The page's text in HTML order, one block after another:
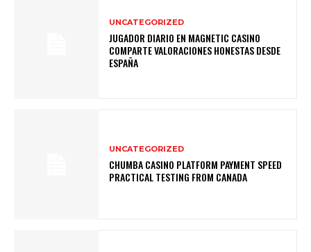
UNCATEGORIZED
JUGADOR DIARIO EN MAGNETIC CASINO
COMPARTE VALORACIONES HONESTAS DESDE
ESPAÑA
UNCATEGORIZED
CHUMBA CASINO PLATFORM PAYMENT SPEED
PRACTICAL TESTING FROM CANADA